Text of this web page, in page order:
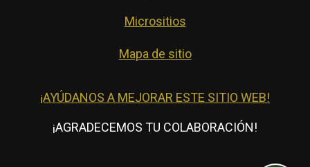
Micrositios
Mapa de sitio
¡AYÚDANOS A MEJORAR ESTE SITIO WEB!
¡AGRADECEMOS TU COLABORACIÓN!